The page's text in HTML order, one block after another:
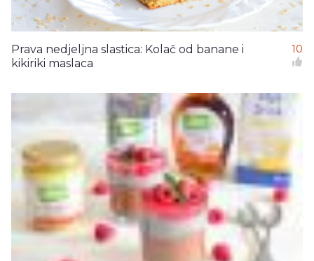
Prava nedjeljna slastica: Kolač od banane i
kikiriki maslaca
10